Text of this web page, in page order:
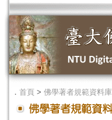
． 首頁 > 佛學著者規範資料庫